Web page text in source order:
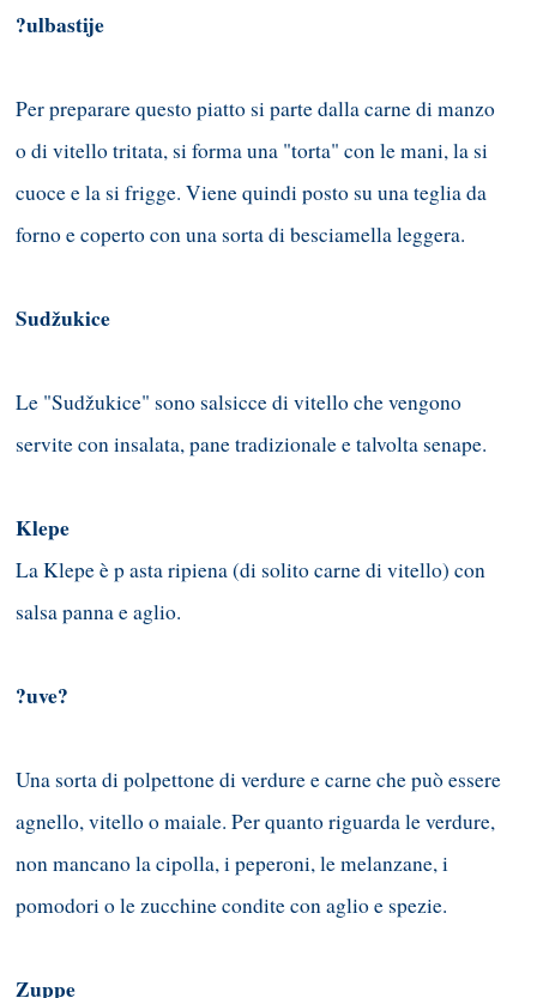
?ulbastije
Per preparare questo piatto si parte dalla carne di manzo
o di vitello tritata, si forma una "torta" con le mani, la si
cuoce e la si frigge. Viene quindi posto su una teglia da
forno e coperto con una sorta di besciamella leggera.
Sudžukice
Le "Sudžukice" sono salsicce di vitello che vengono
servite con insalata, pane tradizionale e talvolta senape.
Klepe
La Klepe è p asta ripiena (di solito carne di vitello) con
salsa panna e aglio.
?uve?
Una sorta di polpettone di verdure e carne che può essere
agnello, vitello o maiale. Per quanto riguarda le verdure,
non mancano la cipolla, i peperoni, le melanzane, i
pomodori o le zucchine condite con aglio e spezie.
Zuppe